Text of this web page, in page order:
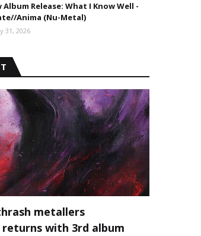
Album Release: What I Know Well -
Anima (Nu-Metal)
31, 2026
metallers
returns with 3rd album